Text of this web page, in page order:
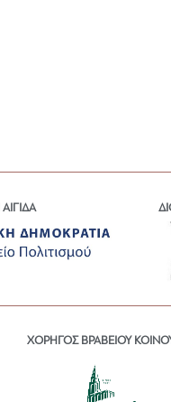
ΧΟΡΗΓΟΣ ΒΡΑΒΕΙΟΥ